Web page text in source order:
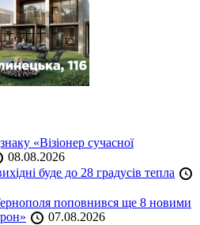
«Візіонер сучасної
08.08.2026
буде до 28 градусів тепла
поповнився ще 8 новими
07.08.2026